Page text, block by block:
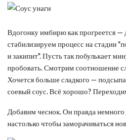
Вдогонку имбирю как прогреется —
стабилизируем процесс на стадии
и закипит". Пусть так побулькает
пробовать. Смотрим соотношение
Хочется больше сладкого —
соевый соус. Всё хорошо?
Добавим чеснок. Он правда немного
настолько чтобы заморачиваться